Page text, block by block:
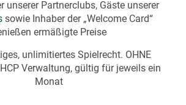
unserer Partnerclubs, Gäste unserer
sowie Inhaber der „Welcome Card“
ermäßigte Preise
unlimitiertes Spielrecht. OHNE
Verwaltung, gültig für jeweils ein
Monat